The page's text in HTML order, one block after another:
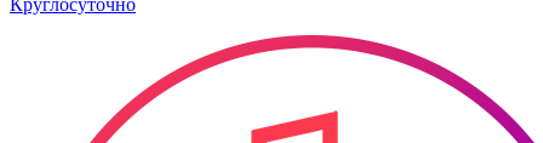
Круглосуточно